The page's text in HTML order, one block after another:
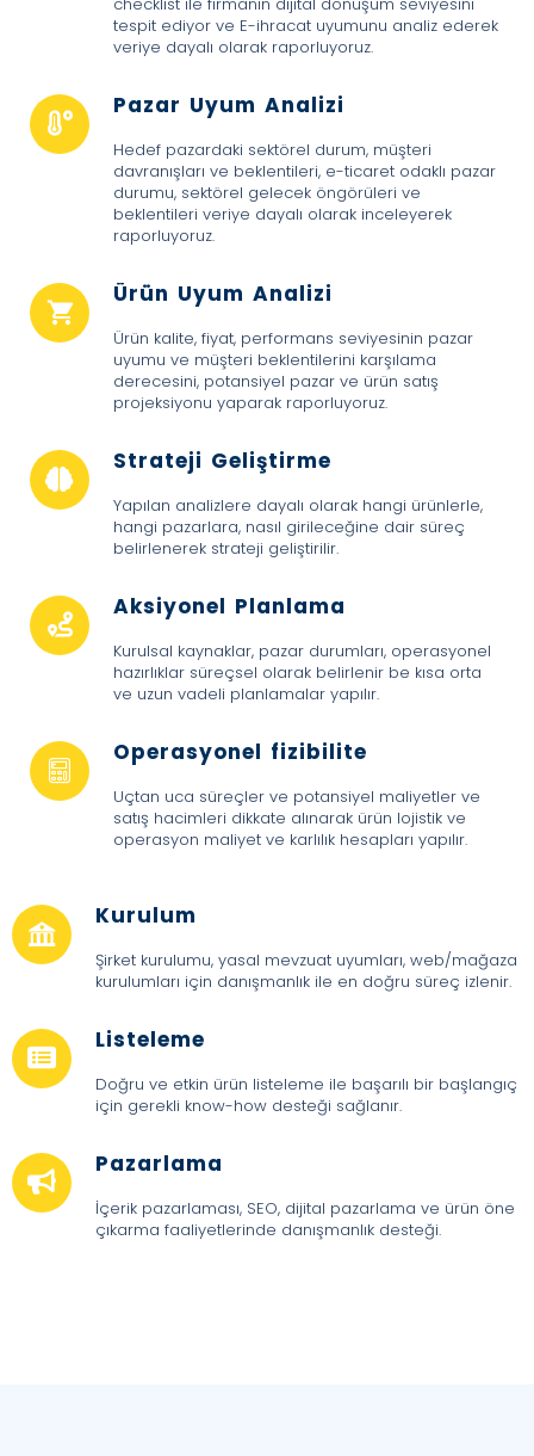
tespit ediyor ve E-ihracat uyumunu analiz ederek
veriye dayalı olarak raporluyoruz.
Pazar Uyum Analizi
Hedef pazardaki sektörel durum, müşteri
davranışları ve beklentileri, e-ticaret odaklı pazar
durumu, sektörel gelecek öngörüleri ve
beklentileri veriye dayalı olarak inceleyerek
raporluyoruz.
Ürün Uyum Analizi
Ürün kalite, fiyat, performans seviyesinin pazar
uyumu ve müşteri beklentilerini karşılama
derecesini, potansiyel pazar ve ürün satış
projeksiyonu yaparak raporluyoruz.
Strateji Geliştirme
Yapılan analizlere dayalı olarak hangi ürünlerle,
hangi pazarlara, nasıl girileceğine dair süreç
belirlenerek strateji geliştirilir.
Aksiyonel Planlama
Kurulsal kaynaklar, pazar durumları, operasyonel
hazırlıklar süreçsel olarak belirlenir be kısa orta
ve uzun vadeli planlamalar yapılır.
Operasyonel fizibilite
Uçtan uca süreçler ve potansiyel maliyetler ve
satış hacimleri dikkate alınarak ürün lojistik ve
operasyon maliyet ve karlılık hesapları yapılır.
Kurulum
Şirket kurulumu, yasal mevzuat uyumları, web/mağaza
kurulumları için danışmanlık ile en doğru süreç izlenir.
Listeleme
Doğru ve etkin ürün listeleme ile başarılı bir başlangıç
için gerekli know-how desteği sağlanır.
Pazarlama
İçerik pazarlaması, SEO, dijital pazarlama ve ürün öne
çıkarma faaliyetlerinde danışmanlık desteği.